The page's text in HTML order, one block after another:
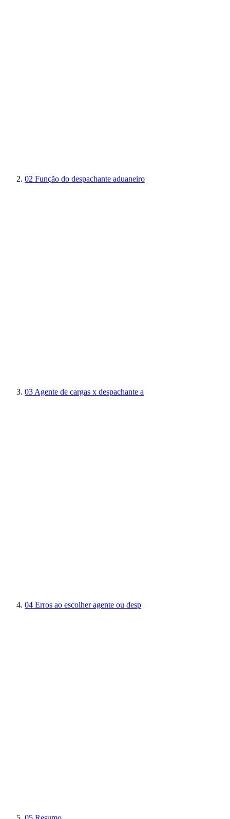
02 Função do despachante aduaneiro
03 Agente de cargas x despachante a
04 Erros ao escolher agente ou desp